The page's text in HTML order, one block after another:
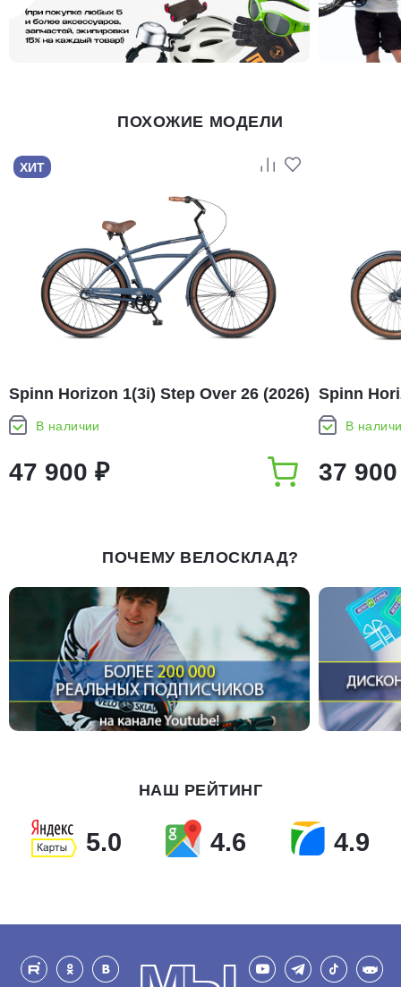
ПОХОЖИЕ МОДЕЛИ
ХИТ
Spinn Horizon 1(3i) Step Over 26 (2026)
В наличии
47 900 ₽
Spinn
В
37
ПОЧЕМУ ВЕЛОСКЛАД?
НАШ РЕЙТИНГ
5.0 4.6 4.9